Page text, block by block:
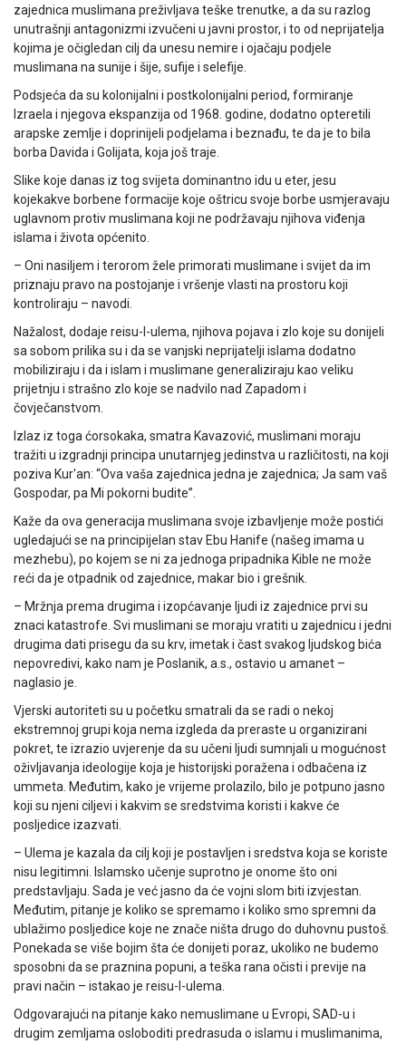
zajednica muslimana preživljava teške trenutke, a da su razlog
unutrašnji antagonizmi izvučeni u javni prostor, i to od neprijatelja
kojima je očigledan cilj da unesu nemire i ojačaju podjele
muslimana na sunije i šije, sufije i selefije.
Podsjeća da su kolonijalni i postkolonijalni period, formiranje
Izraela i njegova ekspanzija od 1968. godine, dodatno opteretili
arapske zemlje i doprinijeli podjelama i beznađu, te da je to bila
borba Davida i Golijata, koja još traje.
Slike koje danas iz tog svijeta dominantno idu u eter, jesu
kojekakve borbene formacije koje oštricu svoje borbe usmjeravaju
uglavnom protiv muslimana koji ne podržavaju njihova viđenja
islama i života općenito.
– Oni nasiljem i terorom žele primorati muslimane i svijet da im
priznaju pravo na postojanje i vršenje vlasti na prostoru koji
kontroliraju – navodi.
Nažalost, dodaje reisu-l-ulema, njihova pojava i zlo koje su donijeli
sa sobom prilika su i da se vanjski neprijatelji islama dodatno
mobiliziraju i da i islam i muslimane generaliziraju kao veliku
prijetnju i strašno zlo koje se nadvilo nad Zapadom i
čovječanstvom.
Izlaz iz toga ćorsokaka, smatra Kavazović, muslimani moraju
tražiti u izgradnji principa unutarnjeg jedinstva u različitosti, na koji
poziva Kur'an: “Ova vaša zajednica jedna je zajednica; Ja sam vaš
Gospodar, pa Mi pokorni budite”.
Kaže da ova generacija muslimana svoje izbavljenje može postići
ugledajući se na principijelan stav Ebu Hanife (našeg imama u
mezhebu), po kojem se ni za jednoga pripadnika Kible ne može
reći da je otpadnik od zajednice, makar bio i grešnik.
– Mržnja prema drugima i izopćavanje ljudi iz zajednice prvi su
znaci katastrofe. Svi muslimani se moraju vratiti u zajednicu i jedni
drugima dati prisegu da su krv, imetak i čast svakog ljudskog bića
nepovredivi, kako nam je Poslanik, a.s., ostavio u amanet –
naglasio je.
Vjerski autoriteti su u početku smatrali da se radi o nekoj
ekstremnoj grupi koja nema izgleda da preraste u organizirani
pokret, te izrazio uvjerenje da su učeni ljudi sumnjali u mogućnost
oživljavanja ideologije koja je historijski poražena i odbačena iz
ummeta. Međutim, kako je vrijeme prolazilo, bilo je potpuno jasno
koji su njeni ciljevi i kakvim se sredstvima koristi i kakve će
posljedice izazvati.
– Ulema je kazala da cilj koji je postavljen i sredstva koja se koriste
nisu legitimni. Islamsko učenje suprotno je onome što oni
predstavljaju. Sada je već jasno da će vojni slom biti izvjestan.
Međutim, pitanje je koliko se spremamo i koliko smo spremni da
ublažimo posljedice koje ne znače ništa drugo do duhovnu pustoš.
Ponekada se više bojim šta će donijeti poraz, ukoliko ne budemo
sposobni da se praznina popuni, a teška rana očisti i previje na
pravi način – istakao je reisu-l-ulema.
Odgovarajući na pitanje kako nemuslimane u Evropi, SAD-u i
drugim zemljama osloboditi predrasuda o islamu i muslimanima,